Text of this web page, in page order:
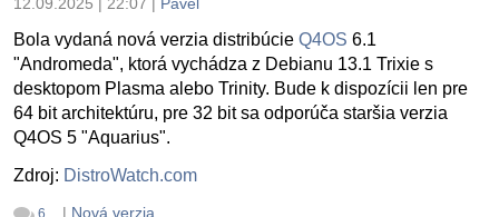
12.09.2025 | 22:07 | Pavel
Bola vydaná nová verzia distribúcie Q4OS 6.1
"Andromeda", ktorá vychádza z Debianu 13.1 Trixie s
desktopom Plasma alebo Trinity. Bude k dispozícii len pre
64 bit architektúru, pre 32 bit sa odporúča staršia verzia
Q4OS 5 "Aquarius".
Zdroj: DistroWatch.com
| Nová verzia